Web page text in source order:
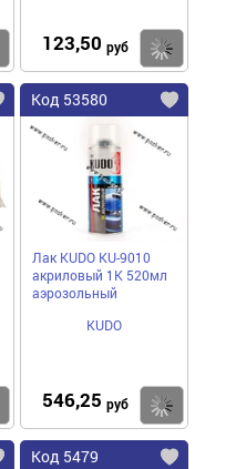
Купить
123,50 руб
Купить
Код 53580
Лак KUDO KU-9010
акриловый 1К 520мл
аэрозольный
KUDO
546,25 руб
Код 5479